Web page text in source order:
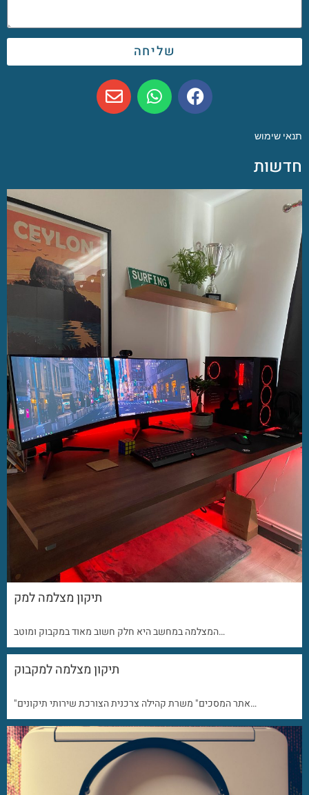
שליחה
תנאי שימוש
חדשות
תיקון מצלמה למק
המצלמה במחשב היא חלק חשוב מאוד במקבוק ומוטב…
תיקון מצלמה למקבוק
"אתר המסכים" משרת קהילה צרכנית הצורכת שירותי תיקונים…